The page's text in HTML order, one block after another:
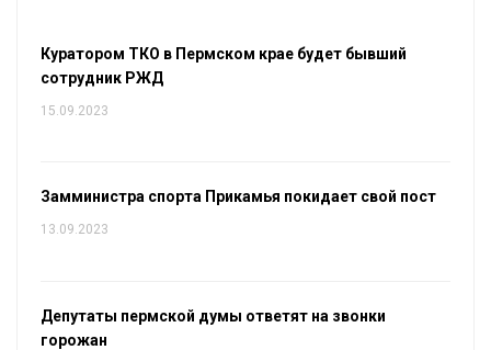
Куратором ТКО в Пермском крае будет бывший
сотрудник РЖД
15.09.2023
Замминистра спорта Прикамья покидает свой пост
13.09.2023
Депутаты пермской думы ответят на звонки
горожан